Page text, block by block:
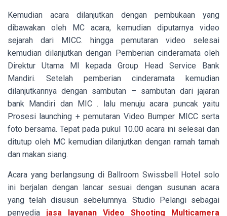
Kemudian acara dilanjutkan dengan pembukaan yang
dibawakan oleh MC acara, kemudian diputarnya video
sejarah dari MICC. hingga pemutaran video selesai
kemudian dilanjutkan dengan Pemberian cinderamata oleh
Direktur Utama MI kepada Group Head Service Bank
Mandiri. Setelah pemberian cinderamata kemudian
dilanjutkannya dengan sambutan – sambutan dari jajaran
bank Mandiri dan MIC . lalu menuju acara puncak yaitu
Prosesi launching + pemutaran Video Bumper MICC serta
foto bersama. Tepat pada pukul 10.00 acara ini selesai dan
ditutup oleh MC kemudian dilanjutkan dengan ramah tamah
dan makan siang.
Acara yang berlangsung di Ballroom Swissbell Hotel solo
ini berjalan dengan lancar sesuai dengan susunan acara
yang telah disusun sebelumnya. Studio Pelangi sebagai
penyedia jasa layanan Video Shooting Multicamera